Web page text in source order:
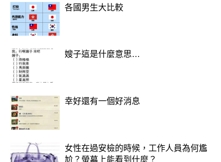
正當整件事越鬧越大時，突然有位影視
圈的工作人員跳出來澄清——
原來這張照片根本不是什麼真實事件，
而是某部現實題材電影的拍攝現場！照
片中的「父親」其實是演員，旁邊的繩
子是戲裡的道具，用在後面綁架情節。
只是拍攝角度剛好入鏡，才造成誤會。
劇組也立刻釋出現場的花絮影片，證明
各國男生大比較
嫂子這是什麼意思…
幸好還有一個好消息
女性在過安檢的時候，工作人員為何尷
尬？螢幕上能看到什麼？